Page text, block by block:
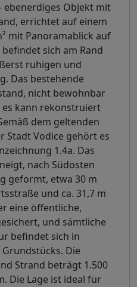
ebenerdiges Objekt mit
errichtet auf einem
mit Panoramablick auf
sich am Rand
ruhigen und
Das bestehende
nicht bewohnbar
kann rekonstruiert
dem geltenden
Stadt Vodice gehört es
1.4a. Das
nach Südosten
geformt, etwa 30 m
und ca. 31,7 m
eine öffentliche,
und sämtliche
befindet sich in
Die
Strand beträgt 1.500
Die Lage ist ideal für